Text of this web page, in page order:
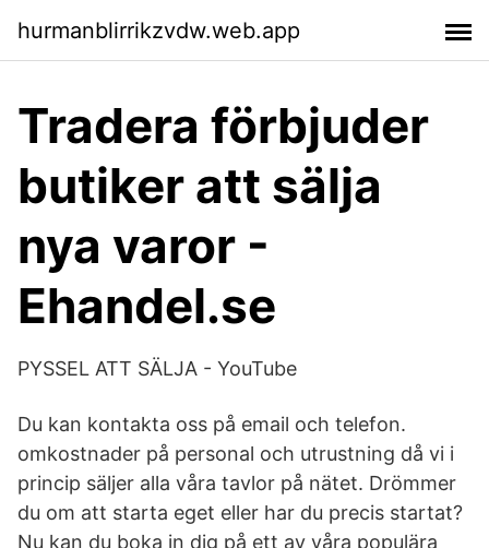
hurmanblirrikzvdw.web.app
Tradera förbjuder
butiker att sälja
nya varor -
Ehandel.se
PYSSEL ATT SÄLJA - YouTube
Du kan kontakta oss på email och telefon.
omkostnader på personal och utrustning då vi i
princip säljer alla våra tavlor på nätet. Drömmer
du om att starta eget eller har du precis startat?
Nu kan du boka in dig på ett av våra populära